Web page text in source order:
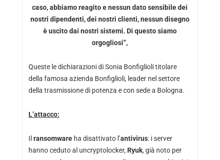
caso, abbiamo reagito e nessun dato sensibile dei
nostri dipendenti, dei nostri clienti, nessun disegno
è uscito dai nostri sistemi. Di questo siamo
orgogliosi”,
Queste le dichiarazioni di Sonia Bonfiglioli titolare
della famosa azienda Bonfiglioli, leader nel settore
della trasmissione di potenza e con sede a Bologna.
L’attacco:
Ilransomware ha disattivato l’antivirus: i server
hanno ceduto al uncryptolocker, Ryuk, già noto per